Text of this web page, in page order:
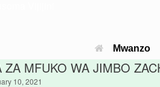
Mwanzo
ZA MFUKO WA JIMBO
10, 2021